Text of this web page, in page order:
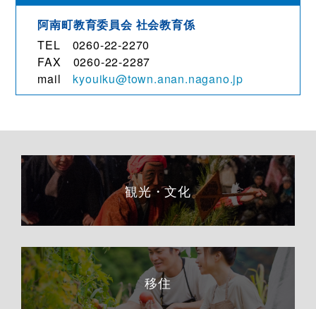
阿南町教育委員会 社会教育係
TEL 0260-22-2270
FAX 0260-22-2287
mail kyouiku@town.anan.nagano.jp
観光・文化
移住